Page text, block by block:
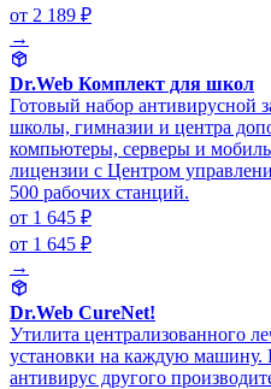
от 2 189 ₽
→
Dr.Web Комплект для школ
Готовый набор антивирусной
школы, гимназии и центра
компьютеры, серверы и
лицензии с Центром
500 рабочих станций.
от 1 645 ₽
от 1 645 ₽
→
Dr.Web CureNet!
Утилита централизованного
установки на каждую машину.
антивирус другого